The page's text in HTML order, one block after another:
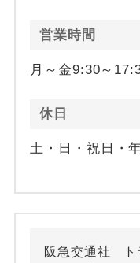
営業時間
月～金9:30～
休日
土・日・祝日・
阪急交通社 ト